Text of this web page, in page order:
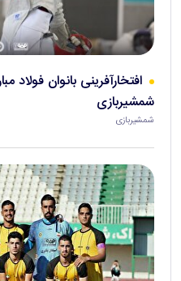
افتخارآفرینی بانوان فولاد
شمشیربازی
شمشیربازی